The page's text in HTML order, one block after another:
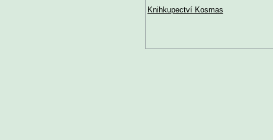
Knihkupectví Kosmas